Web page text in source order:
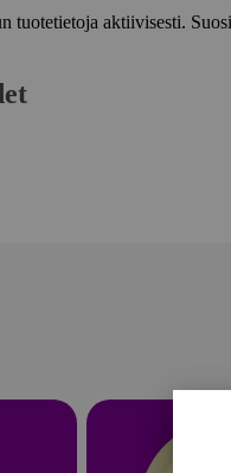
tuotetietoja aktiivisesti.